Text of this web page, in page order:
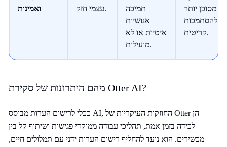
ואמינות
עצמי חזק.
תמיכה
אנושיות
איטיות או לא
מועילות.
מסוכן יותר
להסתמכות
קריטית.
מהם היתרונות של סקירת Otter AI?
ככלי לרישום הערות מבוסס AI, החוזקות העיקריות של Otter הן
לכידה בזמן אמת, תהליכי עבודה ממוקדי פגישות ושיתוף קל בין
מכשירים. הוא נועד להחליף רישום הערות ידני עם תמלולים חיים,